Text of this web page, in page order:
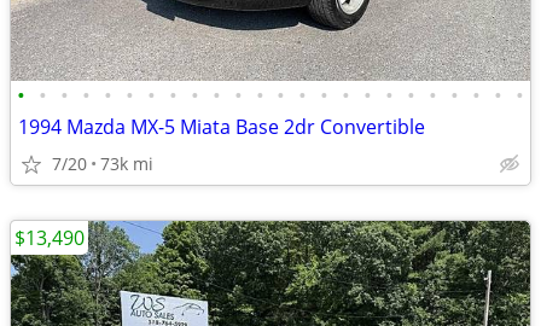
• • • • • • • • • • • • • • • • • • • • • • • •
1994 Mazda MX-5 Miata Base 2dr Convertible
7/20 73k mi
$13,490